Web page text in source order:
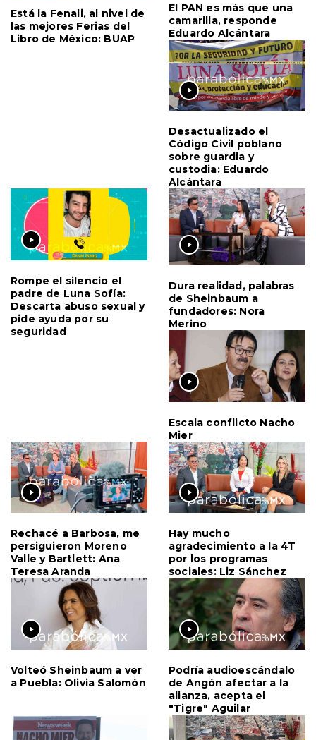
Está la Fenali, al nivel de
las mejores Ferias del
Libro de México: BUAP
El PAN es más que una
camarilla, responde
Eduardo Alcántara
Desactualizado el
Código Civil poblano
sobre guardia y
custodia: Eduardo
Alcántara
Rompe el silencio el
padre de Luna Sofía:
Descarta abuso sexual y
pide ayuda por su
seguridad
Dura realidad, palabras
de Sheinbaum a
fundadores: Nora
Merino
Escala conflicto Nacho
Mier
Rechacé a Barbosa, me
persiguieron Moreno
Valle y Bartlett: Ana
Teresa Aranda
Hay mucho
agradecimiento a la 4T
por los programas
sociales: Liz Sánchez
Volteó Sheinbaum a ver
a Puebla: Olivia Salomón
Podría audioescándalo
de Angón afectar a la
alianza, acepta el
"Tigre" Aguilar